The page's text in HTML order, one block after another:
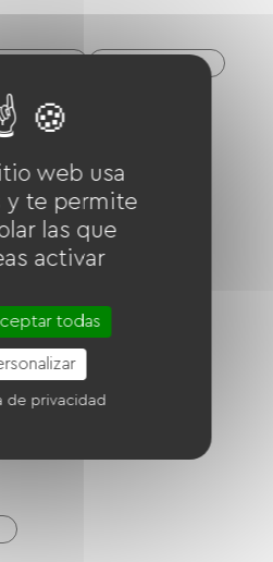
Lave linge
web usa
y te permite
las que
activar
todas
de privacidad